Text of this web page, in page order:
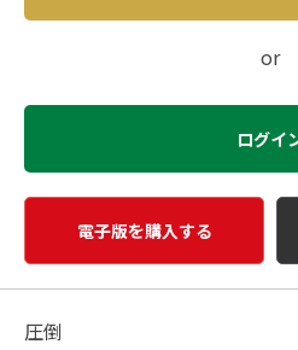
or
ログイ
電子版を購入する
圧倒